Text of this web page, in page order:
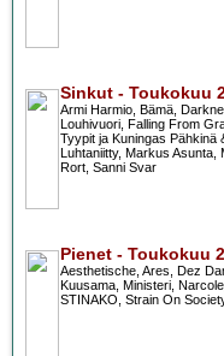
Sinkut - Toukokuu
Armi Harmio, Bämä,
Louhivuori, Falling From
Tyypit ja Kuningas Pähkinä
Luhtaniitty, Markus Asunta,
Rort, Sanni Svar
Pienet - Toukokuu
Aesthetische, Ares, Dez
Kuusama, Ministeri,
STINAKO, Strain On